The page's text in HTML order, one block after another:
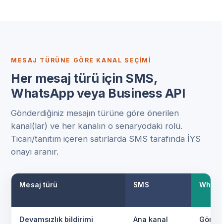
MESAJ TÜRÜNE GÖRE KANAL SEÇIMI
Her mesaj türü için SMS,
WhatsApp veya Business API
Gönderdiğiniz mesajın türüne göre önerilen
kanal(lar) ve her kanalın o senaryodaki rolü.
Ticari/tanıtım içeren satırlarda SMS tarafında İYS
onayı aranır.
Mesaj türü SMS
Devamsızlık bildirimi Ana kanal